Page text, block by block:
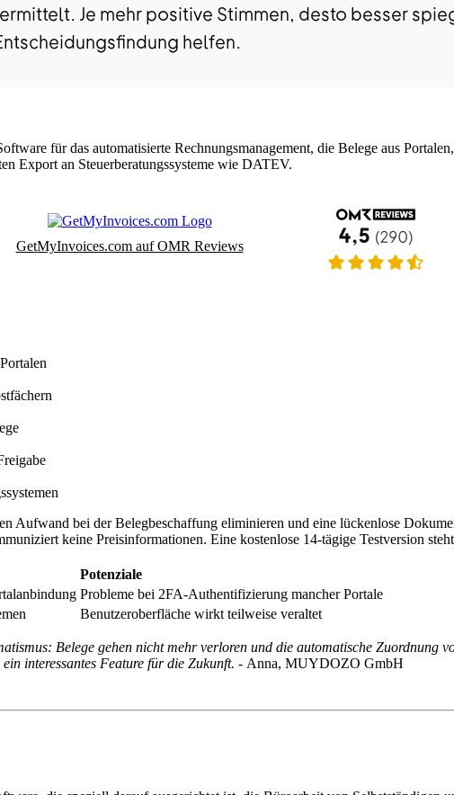
Je mehr positive Stimmen, desto besser
helfen.
für das automatisierte Rechnungsmanagement, die Belege aus
Export an Steuerberatungssysteme wie DATEV.
GetMyInvoices.com auf OMR Reviews
Aufwand bei der Belegbeschaffung eliminieren und eine lückenlose
keine Preisinformationen. Eine kostenlose 14-tägige Testversion
Potenziale
Probleme bei 2FA-Authentifizierung mancher Portale
Benutzeroberfläche wirkt teilweise veraltet
Belege gehen nicht mehr verloren und die automatische Zuordnung
interessantes Feature für die Zukunft. - Anna, MUYDOZO GmbH